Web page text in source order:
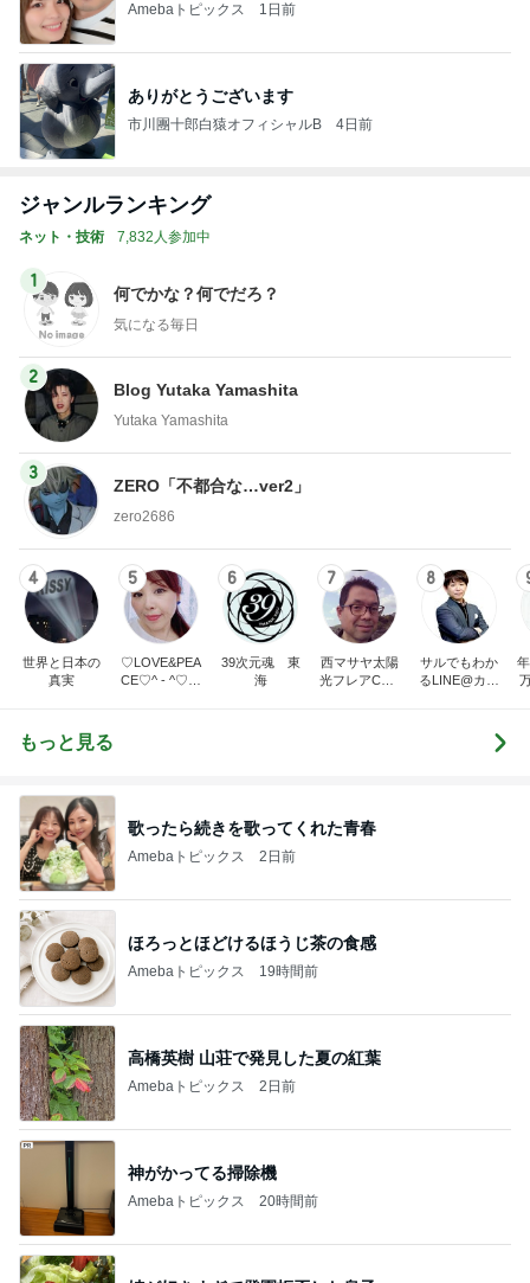
Amebaトピックス 1日前
ありがとうございます
市川團十郎白猿オフィシャルB 4日前
ジャンルランキング
ネット・技術 7,832人参加中
1
何でかな？何でだろ？
気になる毎日
2
Blog Yutaka Yamashita
Yutaka Yamashita
3
ZERO「不都合な…ver2」
zero2686
4
世界と日本の
真実
5
♡LOVE&PEA
CE♡^ - ^♡の
6
39次元魂 東
海
7
西マサヤ太陽
光フレアCME
8
サルでもわか
るLINE@カフ
発者のつぶや
もっと見る
歌ったら続きを歌ってくれた青春
Amebaトピックス 2日前
ほろっとほどけるほうじ茶の食感
Amebaトピックス 19時間前
高橋英樹 山荘で発見した夏の紅葉
Amebaトピックス 2日前
神がかってる掃除機
Amebaトピックス 20時間前